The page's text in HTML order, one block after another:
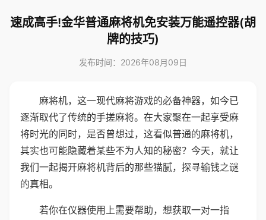
速成高手!金华普通麻将机免安装万能遥控器(胡
牌的技巧)
发布时间：2026年08月09日
麻将机，这一现代麻将游戏的必备神器，如今已
逐渐取代了传统的手搓麻将。在大家聚在一起享受麻
将时光的同时，是否曾想过，这看似普通的麻将机，
其实也可能隐藏着某些不为人知的秘密？今天，就让
我们一起揭开麻将机背后的那些猫腻，探寻输钱之谜
的真相。
若你在仪器使用上需要帮助，想获取一对一指